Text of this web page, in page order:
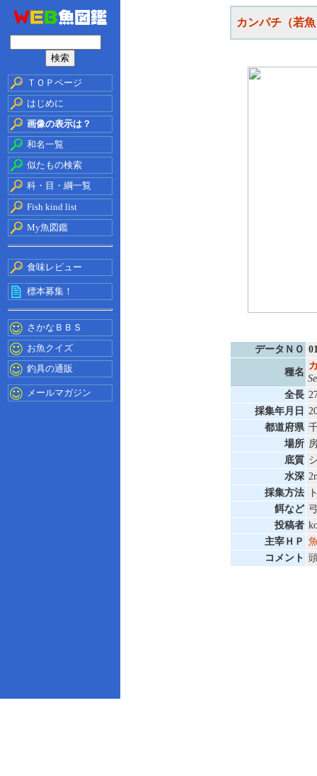
ＴＯＰページ
はじめに
画像の表示は？
和名一覧
似たもの検索
科・目・綱一覧
Fish kind list
My魚図鑑
食味レビュー
標本募集！
さかなＢＢＳ
お魚クイズ
釣具の通販
メールマガジン
カンパチ（若
データＮＯ
種名
全長
採集年月日
都道府県
場所
底質
水深
採集方法
餌など
投稿者
主宰ＨＰ
コメント